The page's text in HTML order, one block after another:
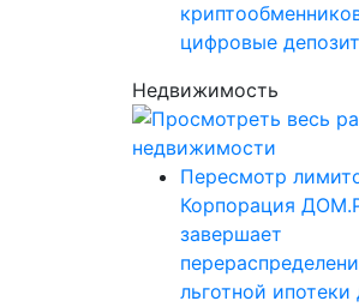
цифровые
Недвижимость
Пересмотр
Корпорация
завершает
льготной ипотеки